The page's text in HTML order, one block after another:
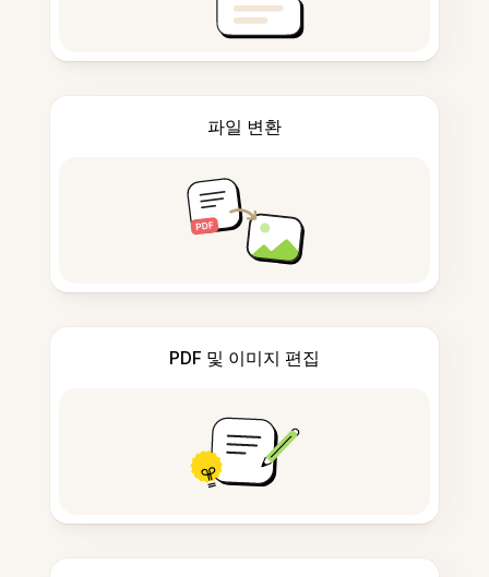
파일 변환
PDF 및 이미지 편집